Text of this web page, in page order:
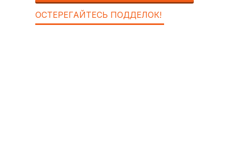
ОСТЕРЕГАЙТЕСЬ ПОДДЕЛОК!